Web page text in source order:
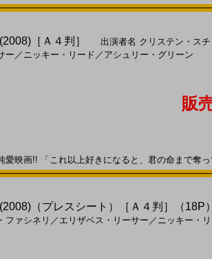
［Ａ４判］ 出演者名 クリステン・スチ
ー ／ ニッキー・リード ／ アシュリー・グリーン
販
映画!! 「これ以上好きになると、君の命まで奪
（プレスシート）［Ａ４判］（18P）
ファシネリ ／ エリザベス・リーサー ／ ニッキー・